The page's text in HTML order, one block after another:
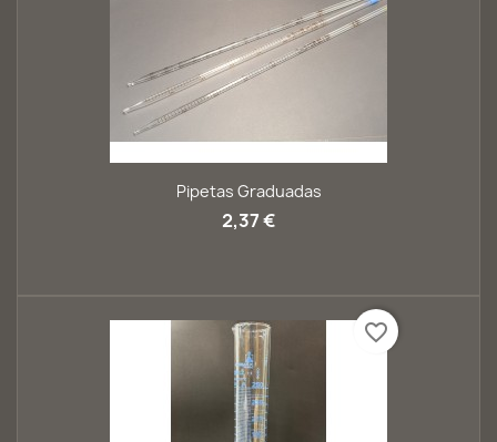
Pipetas Graduadas
2,37 €
favorite_border